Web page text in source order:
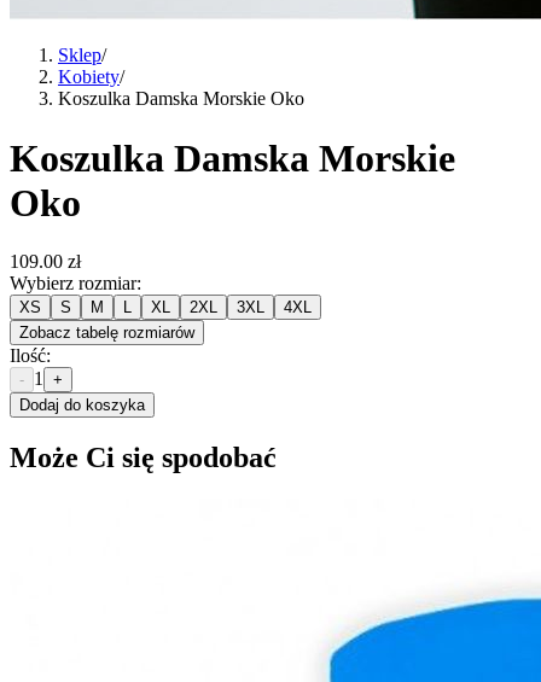
Sklep/
Kobiety/
Koszulka Damska Morskie Oko
Koszulka Damska Morskie
Oko
109.00 zł
Wybierz rozmiar:
XS S M L XL 2XL 3XL
4XL
Zobacz tabelę rozmiarów
Ilość:
- 1
+
Dodaj do koszyka
Może Ci się spodobać